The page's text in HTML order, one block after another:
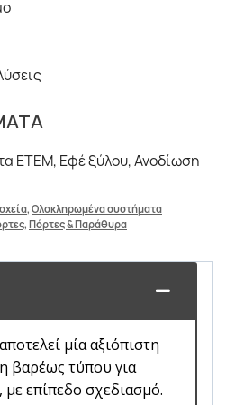
ETEM, Εφέ ξύλου, Ανοδίωση
, Ολοκληρωμένα συστήματα
, Πόρτες & Παράθυρα
μία αξιόπιστη
βαρέως τύπου για
με επίπεδο σχεδιασμό.